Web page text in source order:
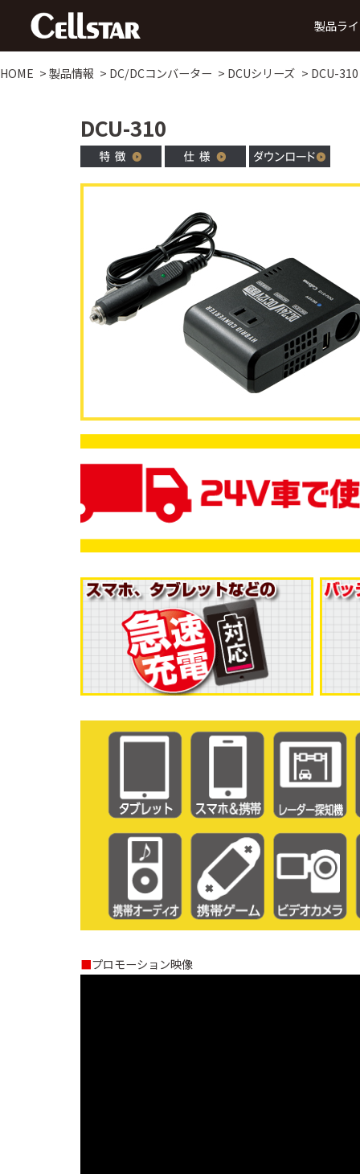
製品ラ
ドライブレコーダー
後方録画
タイプ
前方・後方録画
タイプ
360° 録画
タイプ
前方・
後方・前方録画タイプ
セーフティレーダ GPSレシーバー レーダー探知
コラボモデル
その他製品
DC/ACインバ
ーター
DC/DCコンバ
ーター
MyCellstarで更新
SDカード購入で更新
HOME 製品情報 DC/DCコンバーター DCUシリーズ DCU-310
DCU-310
■プロモーション映像